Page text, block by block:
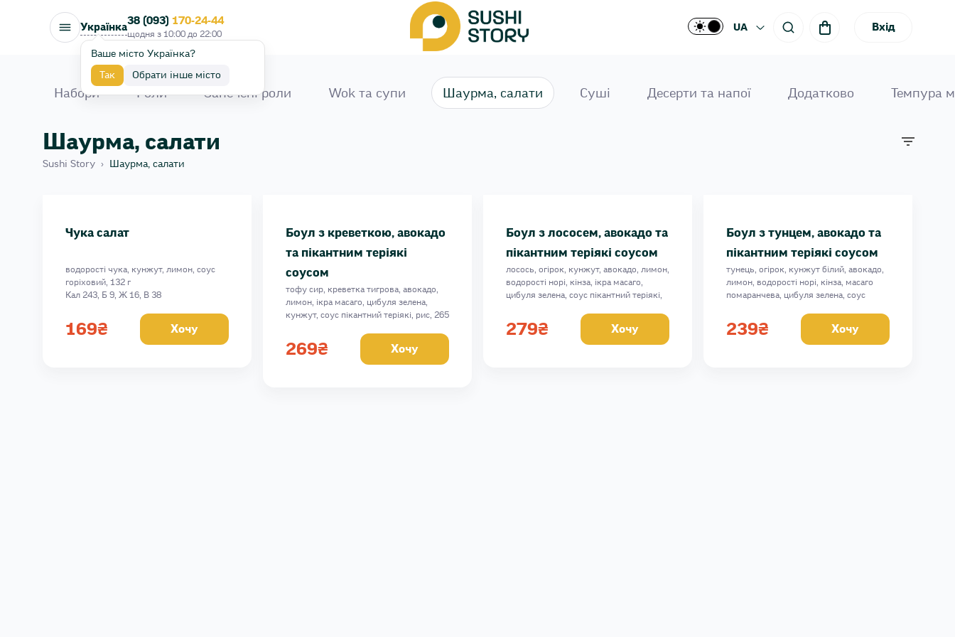
Українка
Ваше місто Українка?
Так Обрати інше місто
38 (093) 170-24-44
щодня з 10:00 до 22:00
UA Вхід
Набори Роли Запечені роли Wok та супи Шаурма, салати Сушi Десерти та напої Додатково Темпура
Шаурма, салати
Sushi Story › Шаурма, салати
Чука салат
Чука салат
водорості чука, кунжут, лимон, соус
горіховий, 132 г
Кал 243, Б 9, Ж 16, В 38
169₴ Хочу
Боул з креветкою, авокадо
та пікантним теріякі
соусом
тофу сир, креветка тигрова, авокадо,
лимон, ікра масаго, цибуля зелена,
кунжут, соус пікантний теріякі, рис, 265
Кал 372, Б 50, Ж 9, В 46
269₴ Хочу
Боул з лососем, авокадо та
пікантним теріякі соусом
лосось, огірок, кунжут, авокадо, лимон,
водорості норі, кінза, ікра масаго,
цибуля зелена, соус пікантний теріякі,
Кал 351, Б 48, Ж 11, В 40
279₴ Хочу
Боул з тунцем, авокадо та
пікантним теріякі соусом
тунець, огірок, кунжут білий, авокадо,
лимон, водорості норі, кінза, масаго
помаранчева, цибуля зелена, соус
Кал 288, Б 57, Ж 15, В 41
239₴ Хочу